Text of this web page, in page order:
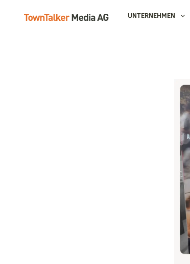
UNTERNEHMEN